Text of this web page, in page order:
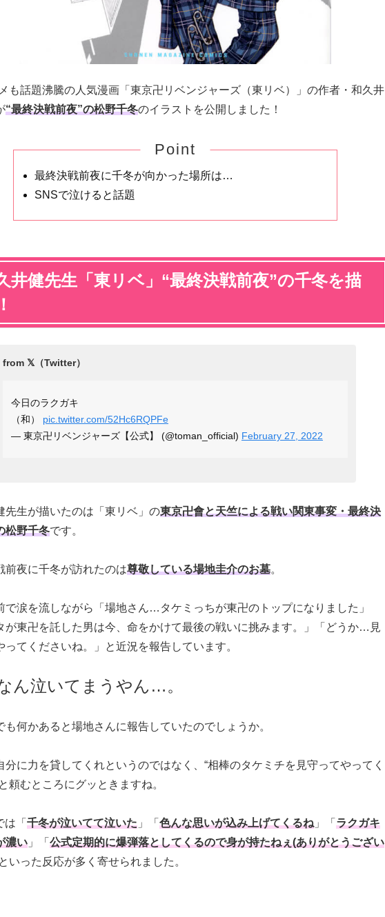
も話題沸騰の人気漫画「東京卍リベンジャーズ（東リベ）」の作者・和久井
“最終決戦前夜”の松野千冬のイラストを公開しました！
Point
最終決戦前夜に千冬が向かった場所は…
SNSで泣けると話題
井健先生「東リベ」“最終決戦前夜”の千冬を描
今日のラクガキ
（和） pic.twitter.com/52Hc6RQPFe
— 東京卍リベンジャーズ【公式】 (@toman_official) February 27, 2022
先生が描いたのは「東リベ」の東京卍會と天竺による戦い関東事変・最終決
松野千冬です。
前夜に千冬が訪れたのは尊敬している場地圭介のお墓。
で涙を流しながら「場地さん…タケミっちが東卍のトップになりました」
が東卍を託した男は今、命をかけて最後の戦いに挑みます。」「どうか…見
ってくださいね。」と近況を報告しています。
ん泣いてまうやん…。
も何かあると場地さんに報告していたのでしょうか。
分に力を貸してくれというのではなく、“相棒のタケミチを見守ってやってく
頼むところにグッときますね。
は「 千冬が泣いてて泣いた 」「 色んな思いが込み上げてくるね 」「 ラクガキ
濃い 」「 公式定期的に爆弾落としてくるので身が持たねぇ(ありがとうござい
いった反応が多く寄せられました。